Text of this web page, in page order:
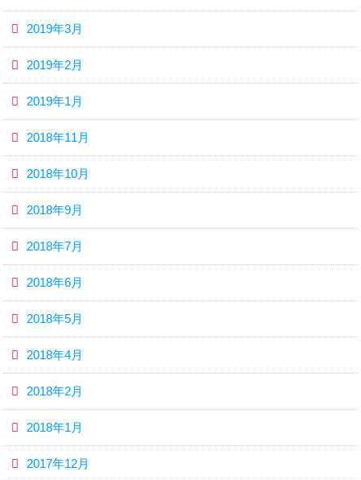
2019年3月
2019年2月
2019年1月
2018年11月
2018年10月
2018年9月
2018年7月
2018年6月
2018年5月
2018年4月
2018年2月
2018年1月
2017年12月